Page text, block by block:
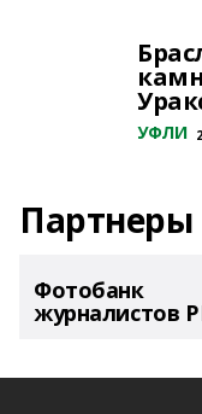
УФЛИ
Партнеры
Фотобанк
журналистов